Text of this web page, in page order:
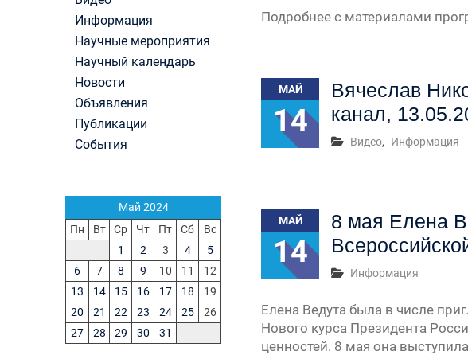
Первый канал, 28.07.2026. Часть 1-3
Вячеслав Никонов в программе «Большая игра» —
Первый канал, 27.07.2026. Часть 1-2
Конкурсные списки лиц, прошедших
вступительные испытания в МГУ имени
М.В.Ломоносова в 2026 году по каждому конкурсу
(ранжированные списки поступающих)
Вячеслав Никонов в программе «Большая игра» —
Первый канал, 24.07.2026. Часть 1-2
Подробнее с материалами
МАЙ
14
Вячеслав
канал,
Видео, Информация
МАЙ
14
8 мая Елена
Информация
Елена Ведута была в числе
Нового курса Президента
ценностей. 8 мая она
Информация
Научные мероприятия
Научный календарь
Новости
Объявления
Публикации
События
Май 2024
Пн
Вт Ср Чт Пт Сб
Вс
1
2 3 4
5
6
7 8 9 10 11
12
13
14 15 16 17 18
19
20
21 22 23 24 25
26
27
28 29 30 31